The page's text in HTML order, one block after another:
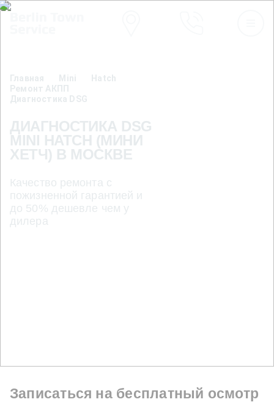
Главная Mini
Hatch
Ремонт АКПП
Диагностика DSG
ДИАГНОСТИКА DSG
MINI HATCH (МИНИ
ХЕТЧ) В МОСКВЕ
Качество ремонта с
пожизненной гарантией и
до 50% дешевле чем у
дилера
Записаться на бесплатный осмотр